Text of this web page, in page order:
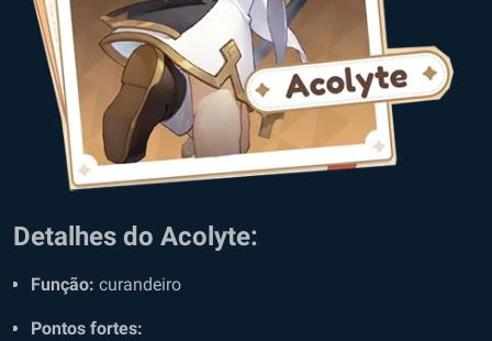
Detalhes do Acolyte:
Função: curandeiro
Pontos fortes: